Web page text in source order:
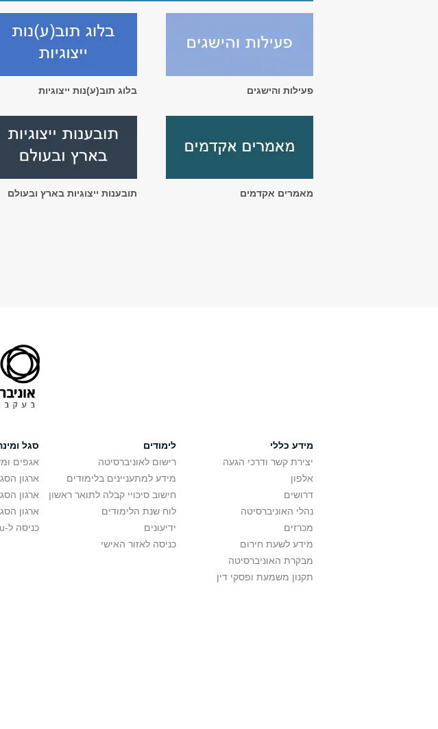
פעילות והישגים בלוג תוב(ע)נות ייצוגיות
מאמרים אקדמים תובענות ייצוגיות בארץ ובעולם
מידע כללי
יצירת קשר ודרכי הגעה
אלפון
דרושים
נהלי האוניברסיטה
מכרזים
מידע לשעת חירום
מבקרת האוניברסיטה
תקנון משמעת ופסקי דין
לימודים
רישום לאוניברסיטה
מידע למתעניינים בלימודים
חישוב סיכויי קבלה לתואר ראשון
לוח שנת הלימודים
ידיעונים
כניסה לאזור האישי
סגל
אגפים
ארגון
ארגון
ארגון
כניסה ל-My Tau